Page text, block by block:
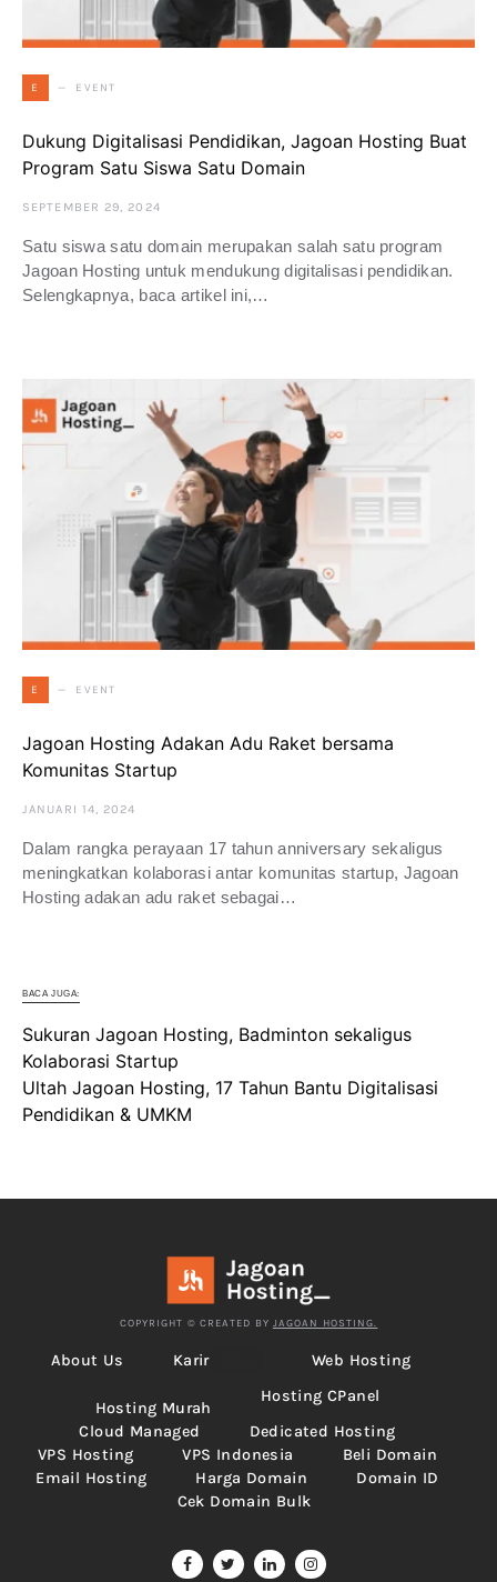
E EVENT
Dukung Digitalisasi Pendidikan, Jagoan Hosting Buat
Program Satu Siswa Satu Domain
SEPTEMBER 29, 2024
Satu siswa satu domain merupakan salah satu program
Jagoan Hosting untuk mendukung digitalisasi pendidikan.
Selengkapnya, baca artikel ini,…
E EVENT
Jagoan Hosting Adakan Adu Raket bersama
Komunitas Startup
JANUARI 14, 2024
Dalam rangka perayaan 17 tahun anniversary sekaligus
meningkatkan kolaborasi antar komunitas startup, Jagoan
Hosting adakan adu raket sebagai…
BACA JUGA:
Sukuran Jagoan Hosting, Badminton sekaligus
Kolaborasi Startup
Ultah Jagoan Hosting, 17 Tahun Bantu Digitalisasi
Pendidikan & UMKM
COPYRIGHT © CREATED BY JAGOAN HOSTING.
About Us Karir Web Hosting
Hosting Murah
Hosting CPanel
Cloud Managed
Dedicated Hosting
VPS Hosting
VPS Indonesia
Beli Domain
Email Hosting
Harga Domain
Domain ID
Cek Domain Bulk